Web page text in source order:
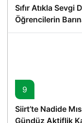
Sıfır Atıkla Sevgi
Öğrencilerin
Proje
9
Siirt’te Nadide
Gündüz Aktiflik